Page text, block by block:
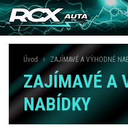
Úvod ZAJÍMAVÉ A VÝHODNÉ
ZAJÍMAVÉ A
NABÍDKY